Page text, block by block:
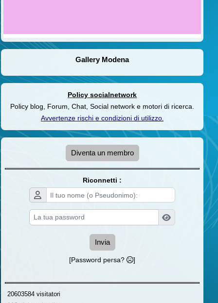
Gallery Modena
Policy socialnetwork
Policy blog, Forum, Chat, Social network e motori di ricerca.
Avvertenze rischi e condizioni di utilizzo.
Diventa un membro
Riconnetti :
Invia
[Password persa? ]
20603584 visitatori